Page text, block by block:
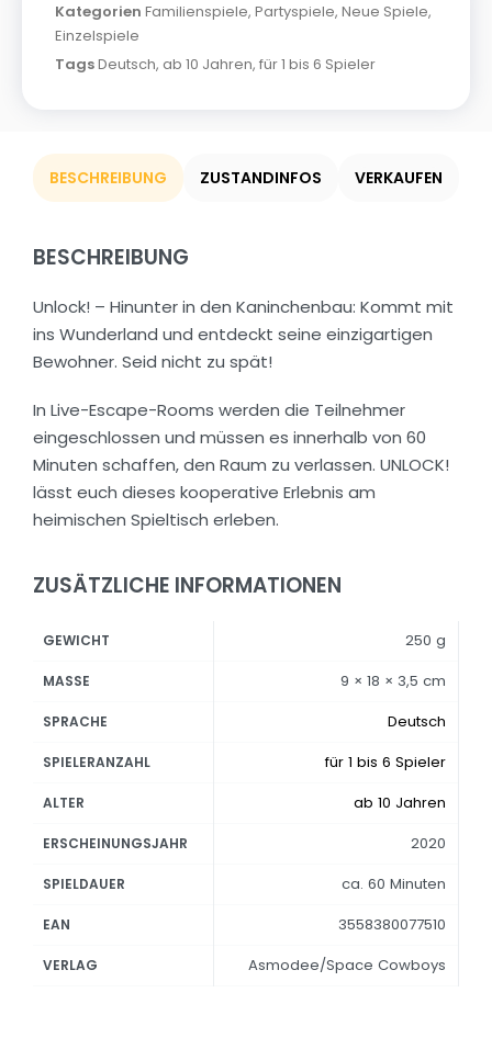
Kategorien Familienspiele, Partyspiele, Neue Spiele,
Einzelspiele
TagsDeutsch, ab 10 Jahren, für 1 bis 6 Spieler
BESCHREIBUNG ZUSTANDINFOS VERKAUFEN
BESCHREIBUNG
Unlock! – Hinunter in den Kaninchenbau: Kommt mit
ins Wunderland und entdeckt seine einzigartigen
Bewohner. Seid nicht zu spät!
In Live-Escape-Rooms werden die Teilnehmer
eingeschlossen und müssen es innerhalb von 60
Minuten schaffen, den Raum zu verlassen. UNLOCK!
lässt euch dieses kooperative Erlebnis am
heimischen Spieltisch erleben.
ZUSÄTZLICHE INFORMATIONEN
GEWICHT 250 g
MASSE 9 × 18 × 3,5 cm
SPRACHE Deutsch
SPIELERANZAHL für 1 bis 6 Spieler
ALTER ab 10 Jahren
ERSCHEINUNGSJAHR 2020
SPIELDAUER ca. 60 Minuten
EAN 3558380077510
VERLAG Asmodee/Space Cowboys